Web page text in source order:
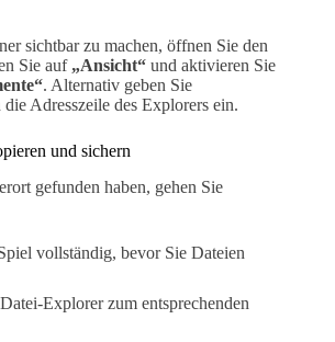
sichtbar zu machen, öffnen Sie den
Sie auf „Ansicht“ und aktivieren Sie
. Alternativ geben Sie
Adresszeile des Explorers ein.
und sichern
gefunden haben, gehen Sie
vollständig, bevor Sie Dateien
Explorer zum entsprechenden